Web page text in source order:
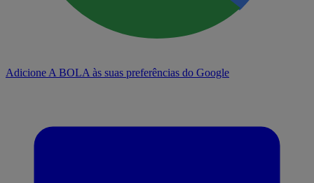
Adicione A BOLA às suas preferências do Google